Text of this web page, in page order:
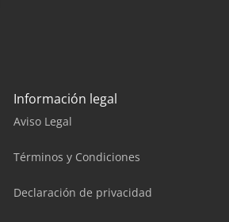
Información legal
Aviso Legal
Términos y Condiciones
Declaración de privacidad